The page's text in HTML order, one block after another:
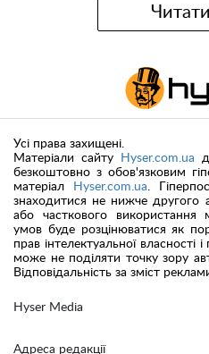
Hyser Media
Адреса редакції
Усі права захищені.
Матеріали сайту
Hyser.com.ua
безкоштовно з обов'язковим
матеріал
Hyser.com.ua.
знаходитися не нижче другого
або часткового використання
умов буде розцінюватися як
прав інтелектуальної власності
може не поділяти точку зору
Відповідальність за зміст